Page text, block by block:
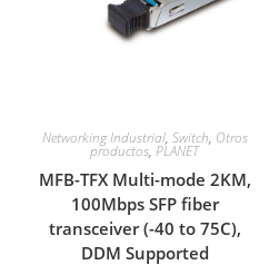
Networking Industrial, Switch, Otros
productos, PLANET
MFB-TFX Multi-mode 2KM,
100Mbps SFP fiber
transceiver (-40 to 75C),
DDM Supported